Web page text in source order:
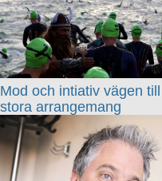
Mod och intiativ vägen till
stora arrangemang